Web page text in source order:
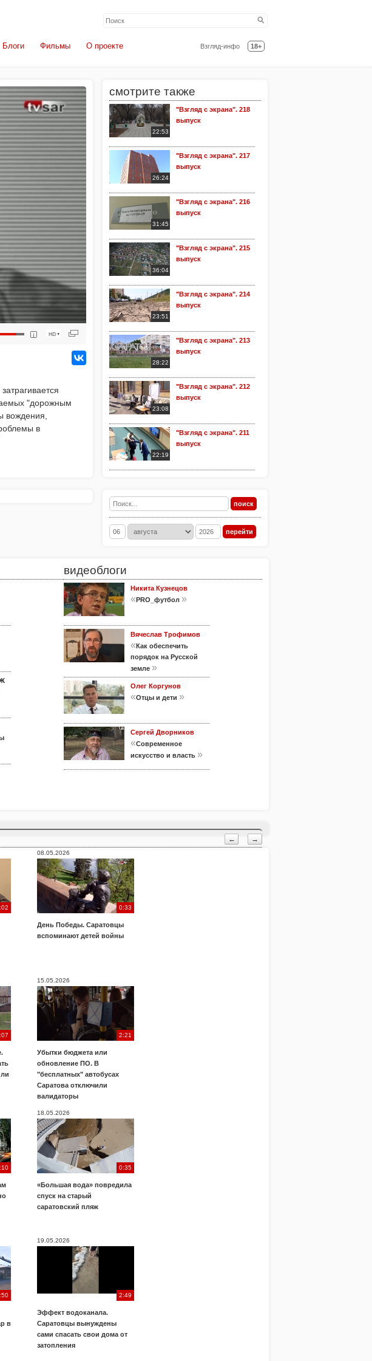
Взгляд-инфо 18+
Блоги Фильмы О проекте
смотрите также
22:53
"Взгляд с экрана". 218
выпуск
26:24
"Взгляд с экрана". 217
выпуск
31:45
"Взгляд с экрана". 216
выпуск
36:04
"Взгляд с экрана". 215
выпуск
23:51
"Взгляд с экрана". 214
выпуск
28:22
"Взгляд с экрана". 213
выпуск
23:08
"Взгляд с экрана". 212
выпуск
22:19
"Взгляд с экрана". 211
выпуск
"дорожным
вождения,
в
видеоблоги
Никита Кузнецов
«PRO_футбол »
Вячеслав Трофимов
«Как обеспечить
порядок на Русской
земле »
Олег Коргунов
«Отцы и дети »
Сергей Дворников
«Современное
искусство и власть »
← →
08.05.2026
0:33
День Победы. Саратовцы
вспоминают детей войны
15.05.2026
2:21
Убытки бюджета или
обновление ПО. В
"бесплатных" автобусах
Саратова отключили
валидаторы
18.05.2026
0:35
«Большая вода» повредила
спуск на старый
саратовский пляж
в
19.05.2026
2:49
Эффект водоканала.
Саратовцы вынуждены
сами спасать свои дома от
затопления